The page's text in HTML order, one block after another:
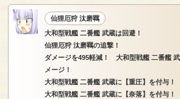
仙狸厄狩 汰磨羈
大和型戦艦 二番艦 武蔵は回避！
仙狸厄狩 汰磨羈の追撃！
ダメージを495軽減！ 大和型戦艦 二番艦
メージ！
大和型戦艦 二番艦 武蔵に【重圧】を付与！
大和型戦艦 二番艦 武蔵に【奈落】を付与！